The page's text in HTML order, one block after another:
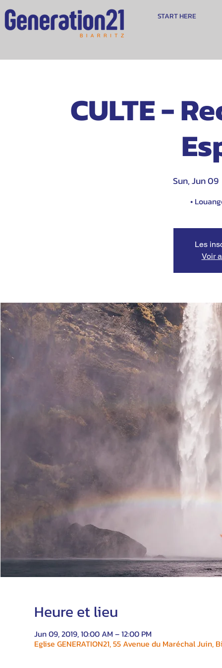
START HERE
CULTE -
Sun, Jun 09
•
Les
Voir
Heure et lieu
Jun 09, 2019, 10:00 AM – 12:00 PM
Eglise GENERATION21, 55 Avenue du Maréchal Juin,